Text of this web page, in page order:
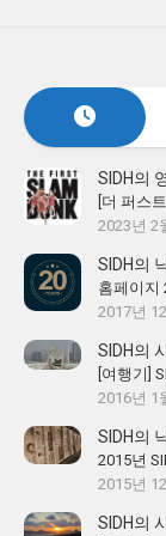
SIDH의
[더 퍼스
2023년 2
SIDH의
홈페이지
2017년
SIDH의
[여행기]
2016년 1
SIDH의
2015년
2015년
SIDH의